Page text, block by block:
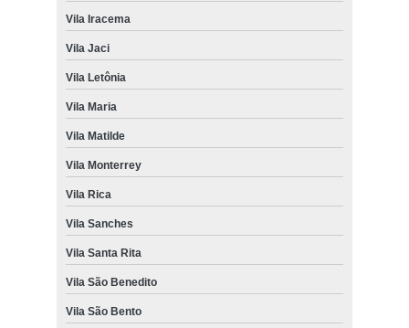
Vila Iracema
Vila Jaci
Vila Letônia
Vila Maria
Vila Matilde
Vila Monterrey
Vila Rica
Vila Sanches
Vila Santa Rita
Vila São Benedito
Vila São Bento